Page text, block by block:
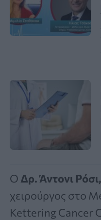
Ο Δρ. Άντονι Ρόσι,
χειρούργος στο
Kettering Cancer